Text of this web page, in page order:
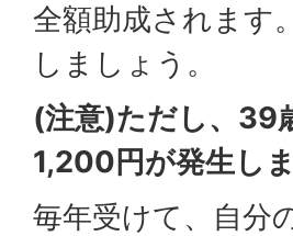
全額助成されます
しましょう。
(注意)ただし、39
1,200円が発生しま
毎年受けて、自分